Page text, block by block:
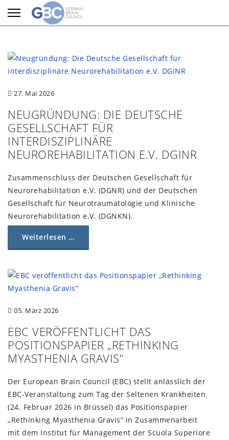
NEUGRÜNDUNG: DIE DEUTSCHE
GESELLSCHAFT FÜR
INTERDISZIPLINÄRE
NEUROREHABILITATION E.V. DGINR
27. Mai 2026
Zusammenschluss der Deutschen Gesellschaft für
Neurorehabilitation e.V. (DGNR) und der Deutschen
Gesellschaft für Neurotraumatologie und Klinische
Neurorehabilitation e.V. (DGNKN).
Weiterlesen …
EBC VERÖFFENTLICHT DAS
POSITIONSPAPIER „RETHINKING
MYASTHENIA GRAVIS“
05. März 2026
Der European Brain Council (EBC) stellt anlässlich der
EBC-Veranstaltung zum Tag der Seltenen Krankheiten
(24. Februar 2026 in Brüssel) das Positionspapier
„Rethinking Myasthenia Gravis“ in Zusammenarbeit
mit dem Institut für Management der Scuola Superiore